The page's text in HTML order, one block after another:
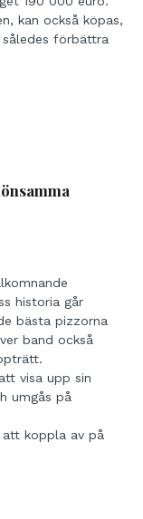
kan också köpas,
förbättra
historia går
bästa pizzorna
band också
visa upp sin
umgås på
koppla av på